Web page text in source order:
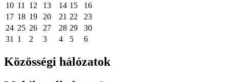
10 11 12 13 14 15
16
17 18 19 20 21 22
23
24 25 26 27 28 29
30
31
1 2 3 4 5 6
Közösségi hálózatok